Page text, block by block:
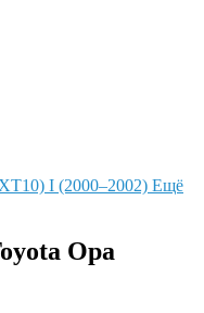
Ещё
Opa